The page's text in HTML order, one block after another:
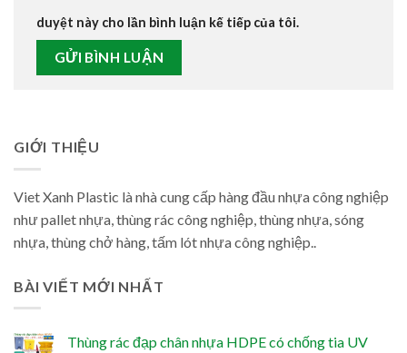
duyệt này cho lần bình luận kế tiếp của tôi.
GIỚI THIỆU
Viet Xanh Plastic là nhà cung cấp hàng đầu nhựa công nghiệp
như pallet nhựa, thùng rác công nghiệp, thùng nhựa, sóng
nhựa, thùng chở hàng, tấm lót nhựa công nghiệp..
BÀI VIẾT MỚI NHẤT
Thùng rác đạp chân nhựa HDPE có chống tia UV